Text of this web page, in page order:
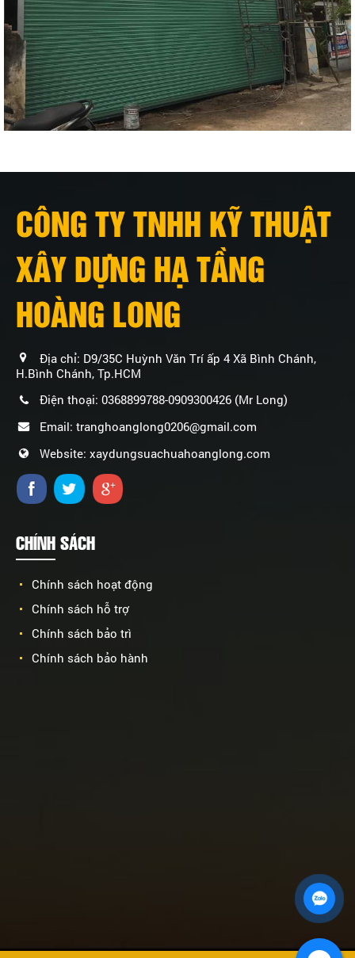
CÔNG TY TNHH KỸ THUẬT
XÂY DỰNG HẠ TẦNG
HOÀNG LONG
Địa chỉ: D9/35C Huỳnh Văn Trí ấp 4 Xã Bình Chánh,
H.Bình Chánh, Tp.HCM
Điện thoại: 0368899788-0909300426 (Mr Long)
Email: tranghoanglong0206@gmail.com
Website: xaydungsuachuahoanglong.com
CHÍNH SÁCH
Chính sách hoạt động
Chính sách hỗ trợ
Chính sách bảo trì
Chính sách bảo hành